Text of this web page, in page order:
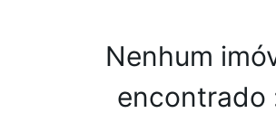
Nenhum
encontrado